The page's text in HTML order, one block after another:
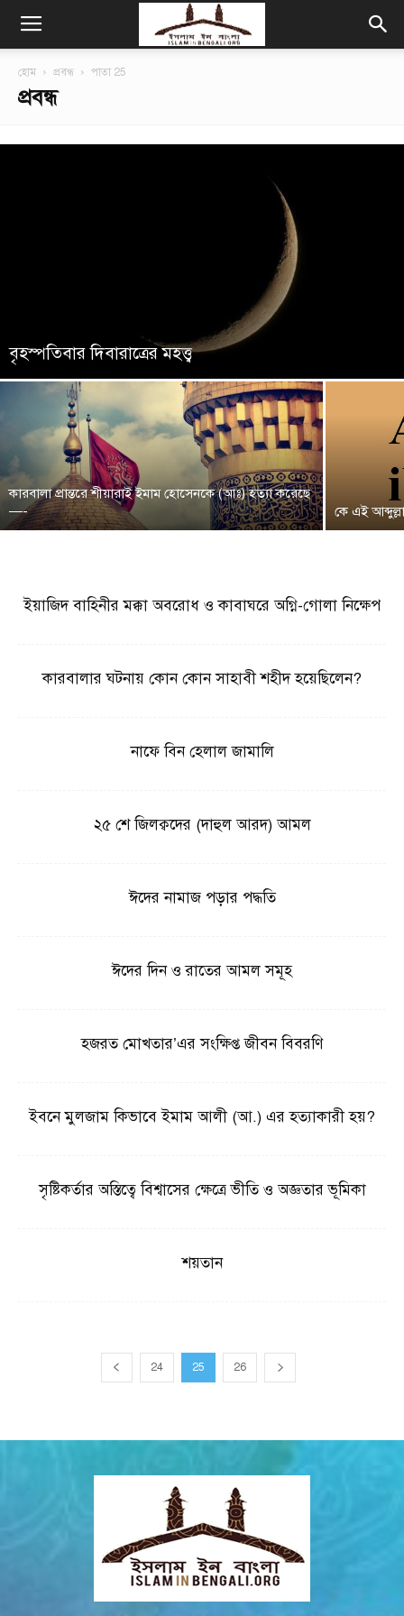
হোম প্রবন্ধ পাতা 25
প্রবন্ধ
বৃহস্পতিবার দিবারাত্রের মহত্ত্ব
কারবালা প্রান্তরে শীয়ারাই ইমাম হোসেনকে (আঃ) হত্যা করেছে
—-
কে এই
ইয়াজিদ বাহিনীর মক্কা অবরোধ ও কাবাঘরে অগ্নি-গোলা নিক্ষেপ
কারবালার ঘটনায় কোন কোন সাহাবী শহীদ হয়েছিলেন?
নাফে বিন হেলাল জামালি
২৫ শে জিলক্বদের (দাহুল আরদ) আমল
ঈদের নামাজ পড়ার পদ্ধতি
ঈদের দিন ও রাতের আমল সমূহ
হজরত মোখতার’এর সংক্ষিপ্ত জীবন বিবরণি
ইবনে মুলজাম কিভাবে ইমাম আলী (আ.) এর হত্যাকারী হয়?
সৃষ্টিকর্তার অস্তিত্বে বিশ্বাসের ক্ষেত্রে ভীতি ও অজ্ঞতার ভূমিকা
শয়তান
24 25 26